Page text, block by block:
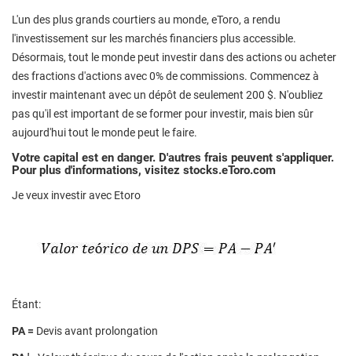
L'un des plus grands courtiers au monde, eToro, a rendu
l'investissement sur les marchés financiers plus accessible.
Désormais, tout le monde peut investir dans des actions ou acheter
des fractions d'actions avec 0% de commissions. Commencez à
investir maintenant avec un dépôt de seulement 200 $. N'oubliez
pas qu'il est important de se former pour investir, mais bien sûr
aujourd'hui tout le monde peut le faire.
Votre capital est en danger. D'autres frais peuvent s'appliquer.
Pour plus d'informations, visitez stocks.eToro.com
Je veux investir avec Etoro
Étant:
PA = Devis avant prolongation